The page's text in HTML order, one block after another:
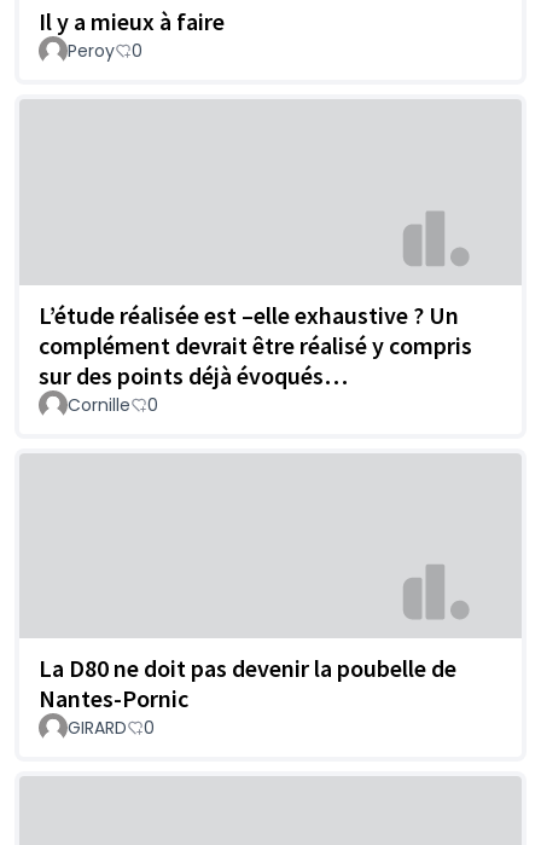
Il y a mieux à faire
Peroy 0
L’étude réalisée est –elle exhaustive ? Un
complément devrait être réalisé y compris
sur des points déjà évoqués…
Cornille 0
La D80 ne doit pas devenir la poubelle de
Nantes-Pornic
GIRARD 0